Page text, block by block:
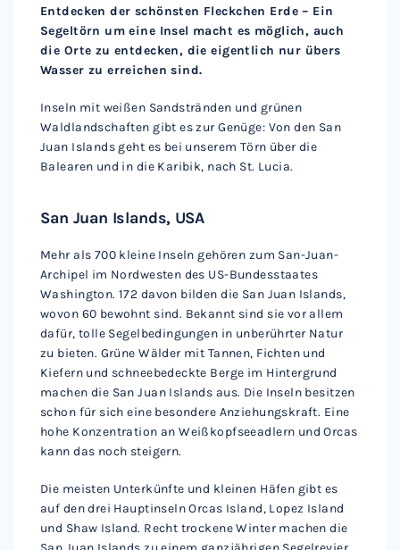
Entdecken der schönsten Fleckchen Erde – Ein
Segeltörn um eine Insel macht es möglich, auch
die Orte zu entdecken, die eigentlich nur übers
Wasser zu erreichen sind.
Inseln mit weißen Sandstränden und grünen
Waldlandschaften gibt es zur Genüge: Von den San
Juan Islands geht es bei unserem Törn über die
Balearen und in die Karibik, nach St. Lucia.
San Juan Islands, USA
Mehr als 700 kleine Inseln gehören zum San-Juan-
Archipel im Nordwesten des US-Bundesstaates
Washington. 172 davon bilden die San Juan Islands,
wovon 60 bewohnt sind. Bekannt sind sie vor allem
dafür, tolle Segelbedingungen in unberührter Natur
zu bieten. Grüne Wälder mit Tannen, Fichten und
Kiefern und schneebedeckte Berge im Hintergrund
machen die San Juan Islands aus. Die Inseln besitzen
schon für sich eine besondere Anziehungskraft. Eine
hohe Konzentration an Weißkopfseeadlern und Orcas
kann das noch steigern.
Die meisten Unterkünfte und kleinen Häfen gibt es
auf den drei Hauptinseln Orcas Island, Lopez Island
und Shaw Island. Recht trockene Winter machen die